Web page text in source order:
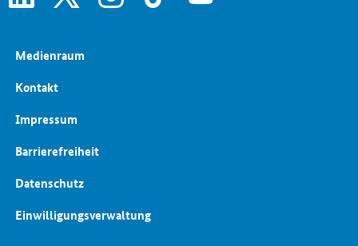
Medienraum
Kontakt
Impressum
Barrierefreiheit
Datenschutz
Einwilligungsverwaltung